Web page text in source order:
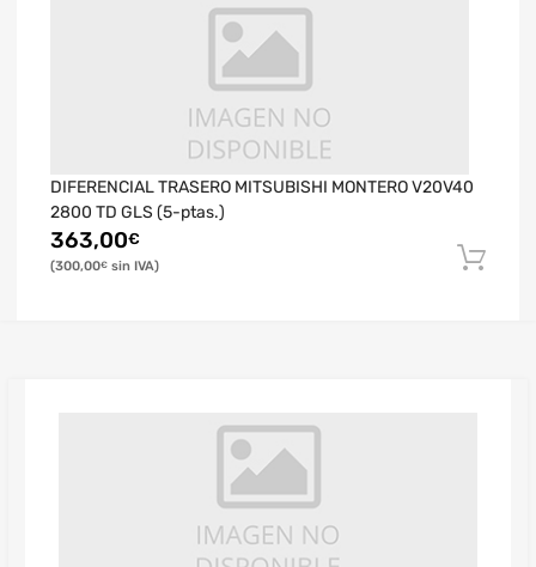
DIFERENCIAL TRASERO MITSUBISHI MONTERO V20V40
2800 TD GLS (5-ptas.)
363,00€
300,00€